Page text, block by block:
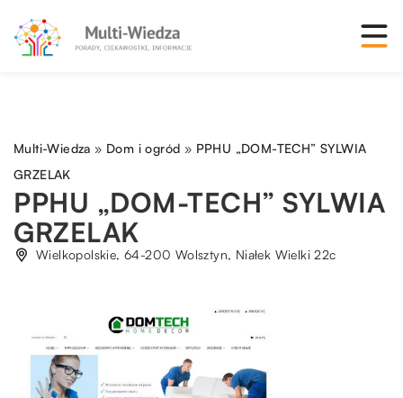
Multi-Wiedza » Dom i ogród » PPHU „DOM-TECH” SYLWIA
GRZELAK
PPHU „DOM-TECH” SYLWIA
GRZELAK
Wielkopolskie, 64-200 Wolsztyn, Niałek Wielki 22c